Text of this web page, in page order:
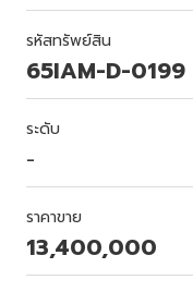
รหัสทรัพย์สิน
65IAM-D-0199
ระดับ
-
ราคาขาย
13,400,000